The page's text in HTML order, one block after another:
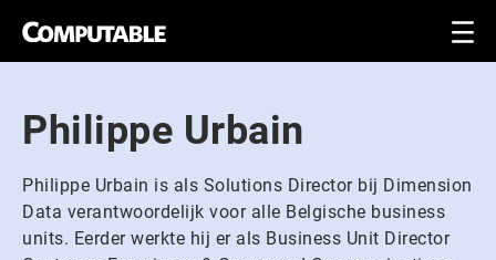
Philippe Urbain
Philippe Urbain is als Solutions Director bij Dimension
Data verantwoordelijk voor alle Belgische business
units. Eerder werkte hij er als Business Unit Director